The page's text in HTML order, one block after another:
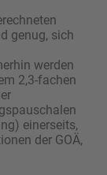
genug, sich
werden
2,3-fachen
einerseits,
der GOÄ,